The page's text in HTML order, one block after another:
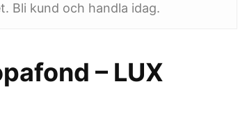
Bli kund och handla idag.
– LUX